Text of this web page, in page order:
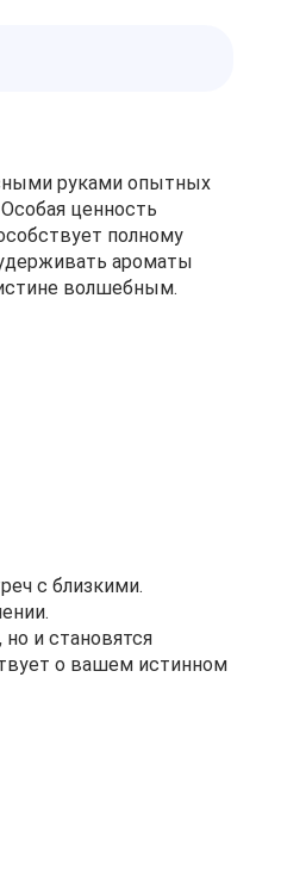
руками опытных
ценность
полному
ароматы
волшебным.
с близкими.
и становятся
о вашем истинном